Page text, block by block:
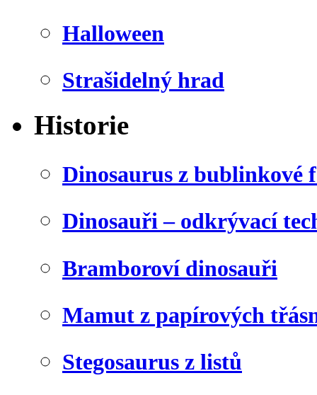
Halloween
Strašidelný hrad
Historie
Dinosaurus z bublinkové
Dinosauři – odkrývací
Bramboroví dinosauři
Mamut z papírových
Stegosaurus z listů